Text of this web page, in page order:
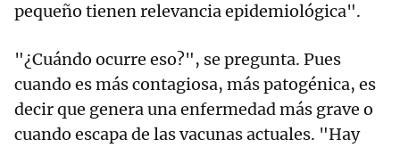
pequeño tienen relevancia epidemiológica".
"¿Cuándo ocurre eso?", se pregunta. Pues
cuando es más contagiosa, más patogénica, es
decir que genera una enfermedad más grave o
cuando escapa de las vacunas actuales. "Hay